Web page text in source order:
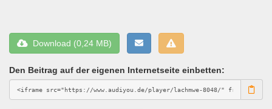
Download (0,24 MB)
Den Beitrag auf der eigenen Internetseite einbetten: